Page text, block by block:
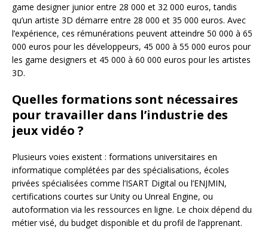
game designer junior entre 28 000 et 32 000 euros, tandis
qu’un artiste 3D démarre entre 28 000 et 35 000 euros. Avec
l’expérience, ces rémunérations peuvent atteindre 50 000 à 65
000 euros pour les développeurs, 45 000 à 55 000 euros pour
les game designers et 45 000 à 60 000 euros pour les artistes
3D.
Quelles formations sont nécessaires
pour travailler dans l’industrie des
jeux vidéo ?
Plusieurs voies existent : formations universitaires en
informatique complétées par des spécialisations, écoles
privées spécialisées comme l’ISART Digital ou l’ENJMIN,
certifications courtes sur Unity ou Unreal Engine, ou
autoformation via les ressources en ligne. Le choix dépend du
métier visé, du budget disponible et du profil de l’apprenant.